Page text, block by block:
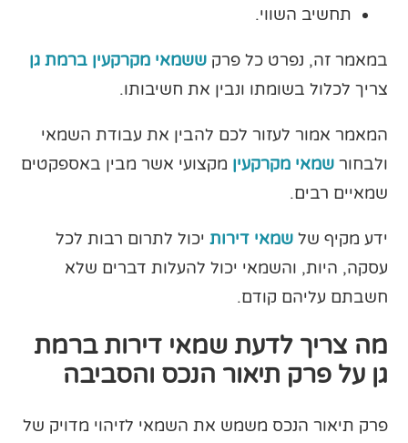
תחשיב השווי.
במאמר זה, נפרט כל פרקששמאי מקרקעין ברמת גן
צריך לכלול בשומתו ונבין את חשיבותו.
המאמר אמור לעזור לכם להבין את עבודת השמאי
ולבחורשמאי מקרקעין מקצועי אשר מבין באספקטים
שמאיים רבים.
ידע מקיף שלשמאי דירות יכול לתרום רבות לכל
עסקה, היות, והשמאי יכול להעלות דברים שלא
חשבתם עליהם קודם.
מה צריך לדעת שמאי דירות ברמת
גן על פרק תיאור הנכס והסביבה
פרק תיאור הנכס משמש את השמאי לזיהוי מדויק של